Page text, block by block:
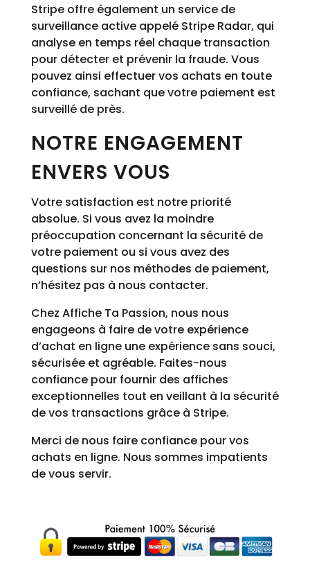
Stripe offre également un service de
surveillance active appelé Stripe Radar, qui
analyse en temps réel chaque transaction
pour détecter et prévenir la fraude. Vous
pouvez ainsi effectuer vos achats en toute
confiance, sachant que votre paiement est
surveillé de près.
NOTRE ENGAGEMENT
ENVERS VOUS
Votre satisfaction est notre priorité
absolue. Si vous avez la moindre
préoccupation concernant la sécurité de
votre paiement ou si vous avez des
questions sur nos méthodes de paiement,
n’hésitez pas à nous contacter.
Chez Affiche Ta Passion, nous nous
engageons à faire de votre expérience
d’achat en ligne une expérience sans souci,
sécurisée et agréable. Faites-nous
confiance pour fournir des affiches
exceptionnelles tout en veillant à la sécurité
de vos transactions grâce à Stripe.
Merci de nous faire confiance pour vos
achats en ligne. Nous sommes impatients
de vous servir.